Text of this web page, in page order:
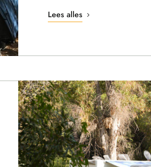
Lees alles